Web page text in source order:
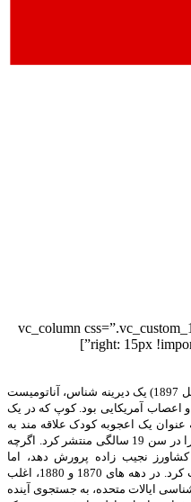
[vc_row][vc_column
right: 15px !important;padding-left: 15px !important;}”]
ادوارد درنکر کوپ (28 ژوئیه 1840 – 12 آوریل 1897) یک دیرینه شناس، آناتومیست
آمریکایی بود. کوپ که در یک
عنوان یک اعجوبه کودک علاقه مند به
علم متمایز کرد. او اولین مقاله علمی خود را در سن 19 سالگی منتشر کرد. اگرچه
نجیب زاده پرورش دهد، اما
سرانجام با آرزوهای علمی پسرش موافقت کرد. در دهه های 1870 و 1880، اغلب
ایالات متحده، به جستجوی آینده